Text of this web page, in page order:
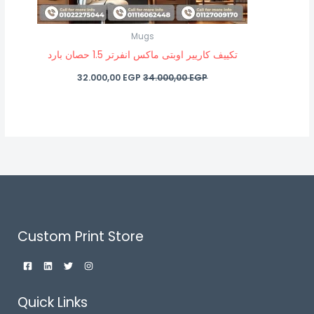
Mugs
تكييف كاريير اوبتى ماكس انفرتر 1.5 حصان بارد
34.000,00EGP
32.000,00 EGP
Custom Print Store
Quick Links